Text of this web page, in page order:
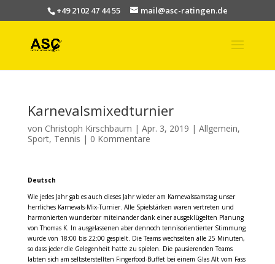
+49 2102 47 44 55 mail@asc-ratingen.de
Karnevalsmixedturnier
von Christoph Kirschbaum | Apr. 3, 2019 | Allgemein,
Sport, Tennis | 0 Kommentare
Deutsch
Wie jedes Jahr gab es auch dieses Jahr wieder am Karnevalssamstag unser
herrliches Karnevals-Mix-Turnier. Alle Spielstärken waren vertreten und
harmonierten wunderbar miteinander dank einer ausgeklügelten Planung
von Thomas K. In ausgelassenen aber dennoch tennisorientierter Stimmung
wurde von 18:00 bis 22:00 gespielt. Die Teams wechselten alle 25 Minuten,
so dass jeder die Gelegenheit hatte zu spielen. Die pausierenden Teams
labten sich am selbsterstellten Fingerfood-Buffet bei einem Glas Alt vom Fass